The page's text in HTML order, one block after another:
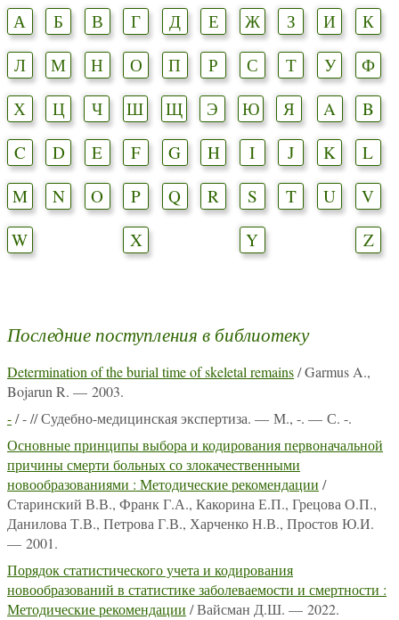
А Б В Г Д Е Ж З И
К
Л
М Н О П Р С Т У
Ф
Х
Ц Ч Ш Щ Э Ю Я A
B
C
D E F G H I J K
L
M
N O P Q R S T U
V
W
X Y Z
Последние поступления в библиотеку
Determination of the burial time of skeletal remains/ Garmus A.,
Bojarun R. — 2003.
-/ - // Судебно-медицинская экспертиза. — М., -. — С. -.
Основные принципы выбора и кодирования первоначальной
причины смерти больных со злокачественными
новообразованиями : Методические рекомендации /
Старинский В.В., Франк Г.А., Какорина Е.П., Грецова О.П.,
Данилова Т.В., Петрова Г.В., Харченко Н.В., Простов Ю.И.
— 2001.
Порядок статистического учета и кодирования
новообразований в статистике заболеваемости и смертности :
Методические рекомендации / Вайсман Д.Ш. — 2022.